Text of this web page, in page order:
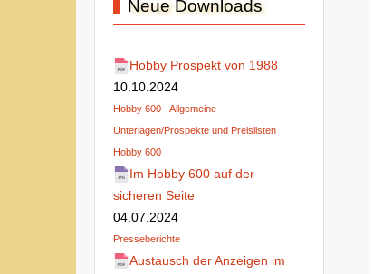
Neue Downloads
Hobby Prospekt von 1988
10.10.2024
Hobby 600 - Allgemeine
Unterlagen/Prospekte und Preislisten
Hobby 600
Im Hobby 600 auf der
sicheren Seite
04.07.2024
Presseberichte
Austausch der Anzeigen im